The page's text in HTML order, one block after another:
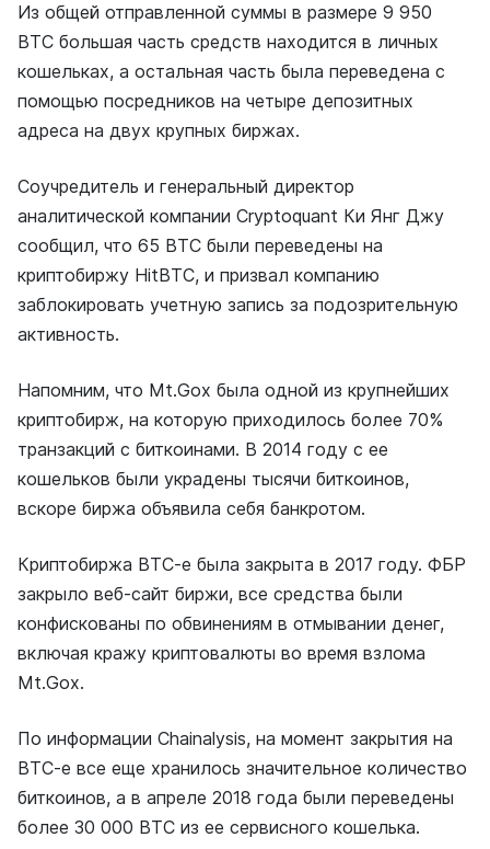
Из общей отправленной суммы в размере 9 950
BTC большая часть средств находится в личных
кошельках, а остальная часть была переведена с
помощью посредников на четыре депозитных
адреса на двух крупных биржах.
Соучредитель и генеральный директор
аналитической компании Cryptoquant Ки Янг Джу
сообщил, что 65 BTC были переведены на
криптобиржу HitBTC, и призвал компанию
заблокировать учетную запись за подозрительную
активность.
Напомним, что Mt.Gox была одной из крупнейших
криптобирж, на которую приходилось более 70%
транзакций с биткоинами. В 2014 году с ее
кошельков были украдены тысячи биткоинов,
вскоре биржа объявила себя банкротом.
Криптобиржа BTC-e была закрыта в 2017 году. ФБР
закрыло веб-сайт биржи, все средства были
конфискованы по обвинениям в отмывании денег,
включая кражу криптовалюты во время взлома
Mt.Gox.
По информации Chainalysis, на момент закрытия на
BTC-e все еще хранилось значительное количество
биткоинов, а в апреле 2018 года были переведены
более 30 000 BTC из ее сервисного кошелька.